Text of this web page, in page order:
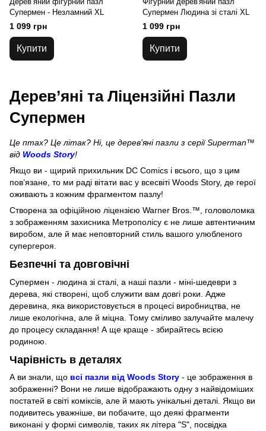
Супермен - Незламний XL
1 099 грн
Купити
Супермен Людина зі сталі XL
1 099 грн
Купити
Дерев’яні та Ліцензійні Пазли
Супермен
Це птах? Це літак? Ні, це дерев’яні пазли з серії Superman™
від Woods Story!
Якщо ви - щирий прихильник DC Comics і всього, що з цим
пов’язане, то ми раді вітати вас у всесвіті Woods Story, де герої
оживають з кожним фрагментом пазлу!
Створена за офіційною ліцензією Warner Bros.™, головоломка
з зображенням захисника Метрополісу є не лише автентичним
виробом, але й має неповторний стиль вашого улюбленого
супергероя.
Безпечні та довговічні
Супермен - людина зі сталі, а наші пазли - міні-шедеври з
дерева, які створені, щоб служити вам довгі роки. Адже
деревина, яка використовується в процесі виробництва, не
лише екологічна, але й міцна. Тому сміливо залучайте малечу
до процесу складання! А ще краще - збирайтесь всією
родиною.
Чарівність в деталях
А ви знали, що всі пазли від Woods Story - це зображення в
зображенні? Вони не лише відображають одну з найвідоміших
постатей в світі коміксів, але й мають унікальні деталі. Якщо ви
подивитесь уважніше, ви побачите, що деякі фрагменти
виконані у формі символів, таких як літера "S", посвідка